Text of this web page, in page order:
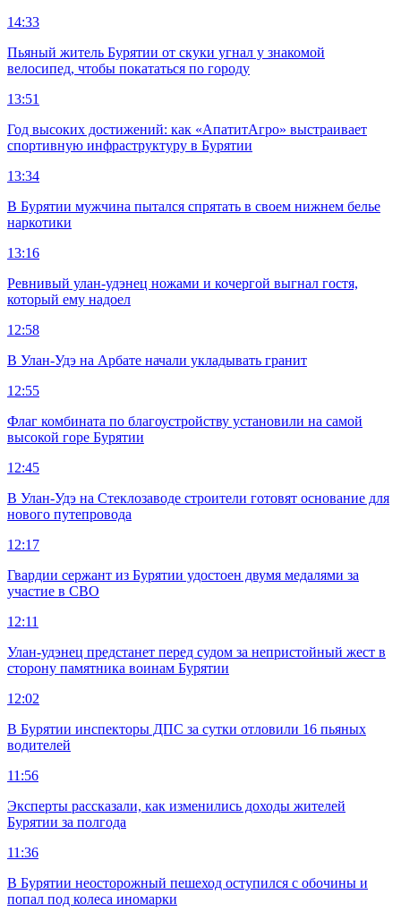
14:33
Пьяный житель Бурятии от скуки угнал у знакомой
велосипед, чтобы покататься по городу
13:51
Год высоких достижений: как «АпатитАгро» выстраивает
спортивную инфраструктуру в Бурятии
13:34
В Бурятии мужчина пытался спрятать в своем нижнем белье
наркотики
13:16
Ревнивый улан-удэнец ножами и кочергой выгнал гостя,
который ему надоел
12:58
В Улан-Удэ на Арбате начали укладывать гранит
12:55
Флаг комбината по благоустройству установили на самой
высокой горе Бурятии
12:45
В Улан-Удэ на Стеклозаводе строители готовят основание для
нового путепровода
12:17
Гвардии сержант из Бурятии удостоен двумя медалями за
участие в СВО
12:11
Улан-удэнец предстанет перед судом за непристойный жест в
сторону памятника воинам Бурятии
12:02
В Бурятии инспекторы ДПС за сутки отловили 16 пьяных
водителей
11:56
Эксперты рассказали, как изменились доходы жителей
Бурятии за полгода
11:36
В Бурятии неосторожный пешеход оступился с обочины и
попал под колеса иномарки